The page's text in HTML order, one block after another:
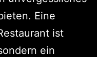
Eine
ist
ein